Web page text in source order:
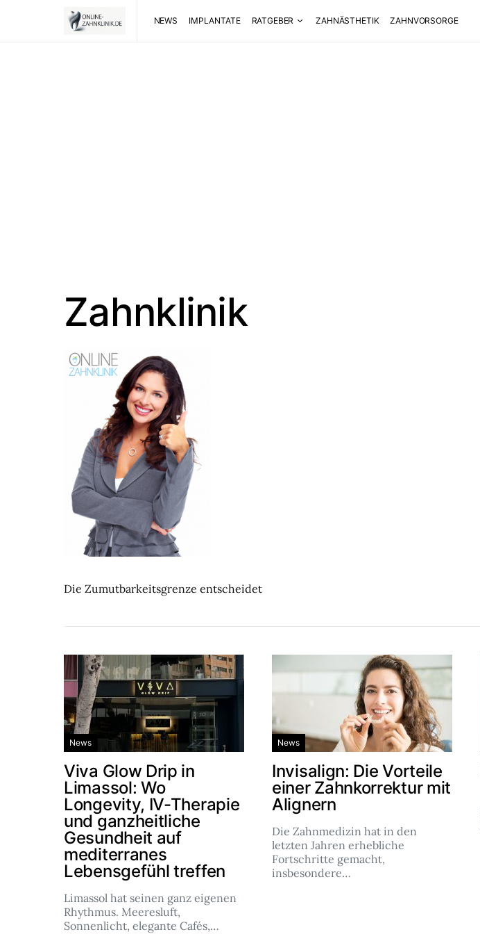
NEWS IMPLANTATE RATGEBER ZAHNÄSTHETIK ZAHNVORSORGE
Zahnklinik
Die Zumutbarkeitsgrenze entscheidet
News
Viva Glow Drip in
Limassol: Wo
Longevity, IV-Therapie
und ganzheitliche
Gesundheit auf
mediterranes
Lebensgefühl treffen
Limassol hat seinen ganz eigenen
Rhythmus. Meeresluft,
Sonnenlicht, elegante Cafés,…
News
Invisalign: Die Vorteile
einer Zahnkorrektur mit
Alignern
Die Zahnmedizin hat in den
letzten Jahren erhebliche
Fortschritte gemacht,
insbesondere…